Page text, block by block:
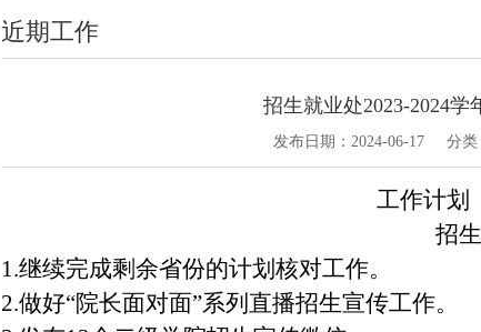
近期工作
招生就业处2023-2024学
发布日期： 2024-06-17 分类
工作计划
招
1.继续完成剩余省份的计划核对工作。
2.做好“院长面对面”系列直播招生宣传工作。